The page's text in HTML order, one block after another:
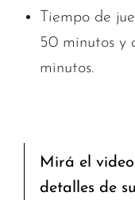
Tiempo de
50 minutos y
minutos.
Mirá el
detalles de